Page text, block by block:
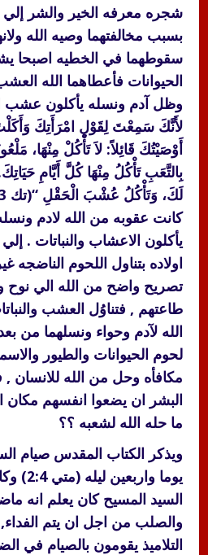
شجره معرفه الخير والشر
بسبب مخالفتهما وصيه الله
سقوطهما في الخطيه اصبحا
الحيوانات فأعطاهما الله
وظل آدم ونسله يأكلون عشب
لأَنَّكَ سَمِعْتَ لِقَوْلِ امْرَأَتِكَ
أَوْصَيْتُكَ قَائِلاً: لاَ تَأْكُلْ مِنْهَا،
بِالتَّعَبِ تَأْكُلُ مِنْهَا كُلَّ أَيَّامِ
كانت عقوبه من الله لادم
يأكلون الاعشاب والنباتات .
اولاده بتناول اللحوم الناضجه
تصريح واضح من الله الي نوح
طاعتهم , فتناوُل العشب
الله لآدم وحواء ونسلهما من
لحوم الحيوانات والطيور
مكافأه وحل من الله للانسان ,
البشر ان يضعوا انفسهم مكان
ما حله الله لشعبه ؟؟
ويذكر الكتاب المقدس صيام
يوما
السيد المسيح كان يعلم انه
والصلب من اجل ان يتم
التلاميذ يقومون بالصيام في